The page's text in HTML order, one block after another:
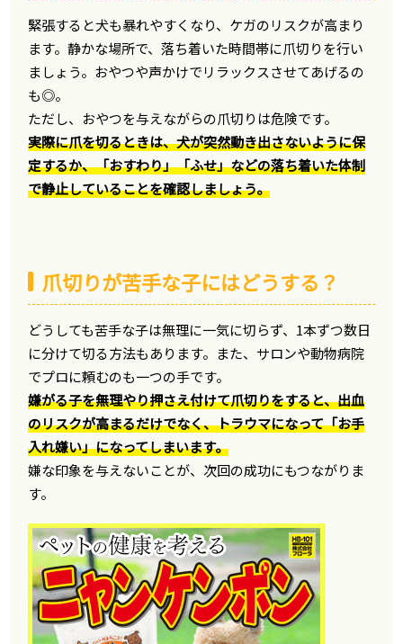
緊張すると犬も暴れやすくなり、ケガのリスクが高まり
ます。静かな場所で、落ち着いた時間帯に爪切りを行い
ましょう。おやつや声かけでリラックスさせてあげるの
も◎。
ただし、おやつを与えながらの爪切りは危険です。
実際に爪を切るときは、犬が突然動き出さないように保
定するか、「おすわり」「ふせ」などの落ち着いた体制
で静止していることを確認しましょう。
爪切りが苦手な子にはどうする？
どうしても苦手な子は無理に一気に切らず、1本ずつ数日
に分けて切る方法もあります。また、サロンや動物病院
でプロに頼むのも一つの手です。
嫌がる子を無理やり押さえ付けて爪切りをすると、出血
のリスクが高まるだけでなく、トラウマになって「お手
入れ嫌い」になってしまいます。
嫌な印象を与えないことが、次回の成功にもつながりま
す。